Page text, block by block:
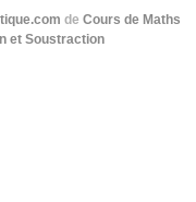
de Cours de Maths
et Soustraction